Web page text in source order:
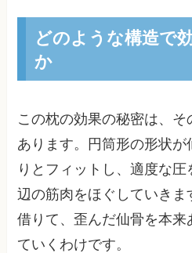
どのような構造で
か
この枕の効果の秘密は、
あります。円筒形の形状が
りとフィットし、適度な
辺の筋肉をほぐしていきま
借りて、歪んだ仙骨を本来
ていくわけです。